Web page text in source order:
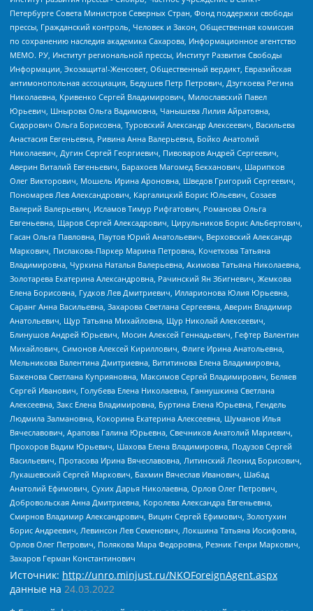
Петербурге Совета Министров Северных Стран, Фонд поддержки свободы
прессы, Гражданский контроль, Человек и Закон, Общественная комиссия
по сохранению наследия академика Сахарова, Информационное агентство
МЕМО. РУ, Институт региональной прессы, Институт Развития Свободы
Информации, Экозащита!-Женсовет, Общественный вердикт, Евразийская
антимонопольная ассоциация, Бедушев Петр Петрович, Дзугкоева Регина
Николаевна, Кривенко Сергей Владимирович, Милославский Павел
Юрьевич, Шнырова Ольга Вадимовна, Чанышева Лилия Айратовна,
Сидорович Ольга Борисовна, Туровский Александр Алексеевич, Васильева
Анастасия Евгеньевна, Ривина Анна Валерьевна, Бойко Анатолий
Николаевич, Дугин Сергей Георгиевич, Пивоваров Андрей Сергеевич,
Аверин Виталий Евгеньевич, Барахоев Магомед Бекханович, Шарипков
Олег Викторович, Мошель Ирина Ароновна, Шведов Григорий Сергеевич,
Пономарев Лев Александрович, Каргалицкий Борис Юльевич, Созаев
Валерий Валерьевич, Исламов Тимур Рифгатович, Романова Ольга
Евгеньевна, Щаров Сергей Алексадрович, Цирульников Борис Альбертович,
Гасан Ольга Павловна, Паутов Юрий Анатольевич, Верховский Александр
Маркович, Пислакова-Паркер Марина Петровна, Кочеткова Татьяна
Владимировна, Чуркина Наталья Валерьевна, Акимова Татьяна Николаевна,
Золотарева Екатерина Александровна, Рачинский Ян Збигневич, Жемкова
Елена Борисовна, Гудков Лев Дмитриевич, Илларионова Юлия Юрьевна,
Саранг Анна Васильевна, Захарова Светлана Сергеевна, Аверин Владимир
Анатольевич, Щур Татьяна Михайловна, Щур Николай Алексеевич,
Блинушов Андрей Юрьевич, Мосин Алексей Геннадьевич, Гефтер Валентин
Михайлович, Симонов Алексей Кириллович, Флиге Ирина Анатольевна,
Мельникова Валентина Дмитриевна, Вититинова Елена Владимировна,
Баженова Светлана Куприяновна, Максимов Сергей Владимирович, Беляев
Сергей Иванович, Голубева Елена Николаевна, Ганнушкина Светлана
Алексеевна, Закс Елена Владимировна, Буртина Елена Юрьевна, Гендель
Людмила Залмановна, Кокорина Екатерина Алексеевна, Шуманов Илья
Вячеславович, Арапова Галина Юрьевна, Свечников Анатолий Мариевич,
Прохоров Вадим Юрьевич, Шахова Елена Владимировна, Подузов Сергей
Васильевич, Протасова Ирина Вячеславовна, Литинский Леонид Борисович,
Лукашевский Сергей Маркович, Бахмин Вячеслав Иванович, Шабад
Анатолий Ефимович, Сухих Дарья Николаевна, Орлов Олег Петрович,
Добровольская Анна Дмитриевна, Королева Александра Евгеньевна,
Смирнов Владимир Александрович, Вицин Сергей Ефимович, Золотухин
Борис Андреевич, Левинсон Лев Семенович, Локшина Татьяна Иосифовна,
Орлов Олег Петрович, Полякова Мара Федоровна, Резник Генри Маркович,
Захаров Герман Константинович
Источник: http://unro.minjust.ru/NKOForeignAgent.aspx
данные на 24.03.2022